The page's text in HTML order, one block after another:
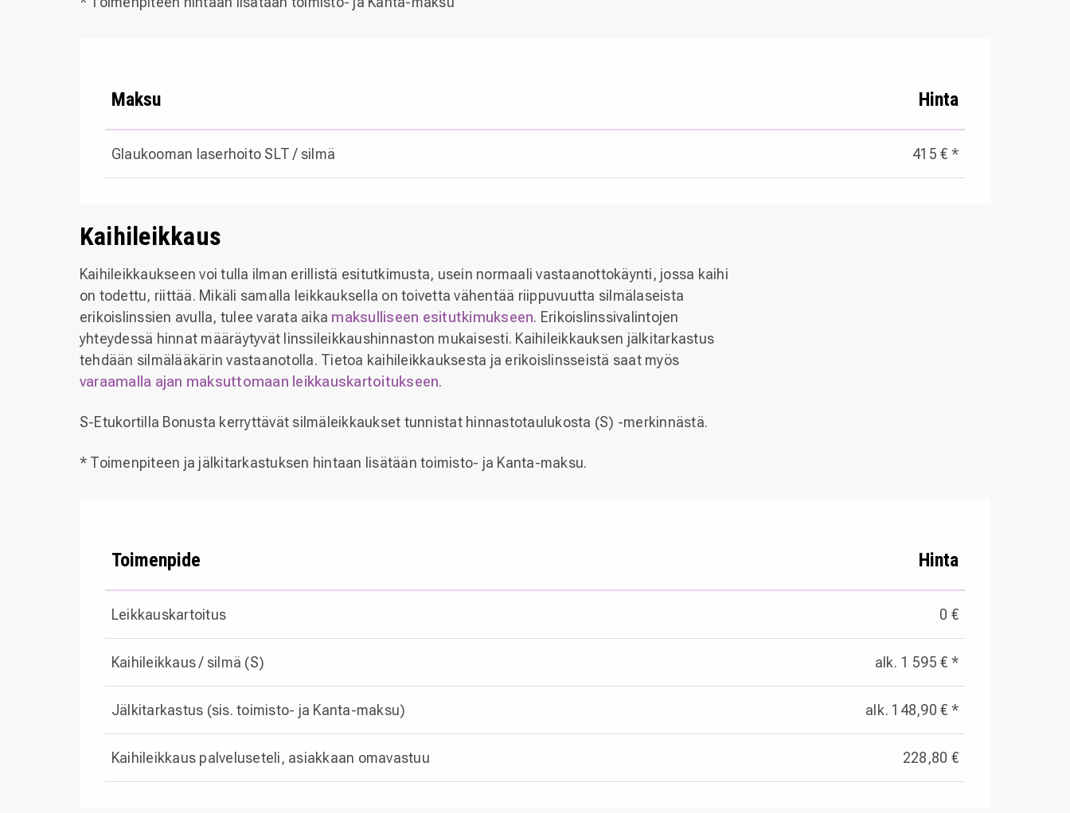
Maksu Hinta
Glaukooman laserhoito SLT / silmä 415 € *
Kaihileikkaus
Kaihileikkaukseen voi tulla ilman erillistä esitutkimusta, usein normaali vastaanottokäynti, jossa kaihi
on todettu, riittää. Mikäli samalla leikkauksella on toivetta vähentää riippuvuutta silmälaseista
erikoislinssien avulla, tulee varata aika maksulliseen esitutkimukseen. Erikoislinssivalintojen
yhteydessä hinnat määräytyvät linssileikkaushinnaston mukaisesti. Kaihileikkauksen jälkitarkastus
tehdään silmälääkärin vastaanotolla. Tietoa kaihileikkauksesta ja erikoislinsseistä saat myös
varaamalla ajan maksuttomaan leikkauskartoitukseen.
S-Etukortilla Bonusta kerryttävät silmäleikkaukset tunnistat hinnastotaulukosta (S) -merkinnästä.
* Toimenpiteen ja jälkitarkastuksen hintaan lisätään toimisto- ja Kanta-maksu.
Toimenpide Hinta
Leikkauskartoitus 0 €
Kaihileikkaus / silmä (S) alk. 1 595 € *
Jälkitarkastus (sis. toimisto- ja Kanta-maksu) alk. 148,90 € *
Kaihileikkaus palveluseteli, asiakkaan omavastuu 228,80 €